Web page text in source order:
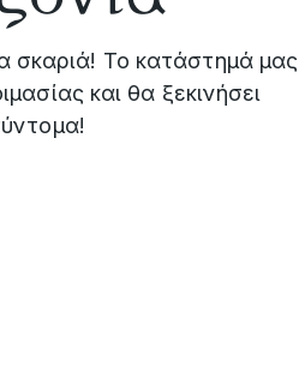
σκαριά! Το κατάστημά μας
και θα ξεκινήσει